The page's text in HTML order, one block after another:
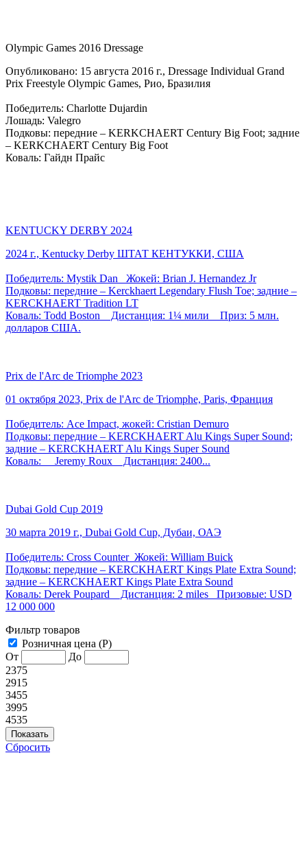
Olympic Games 2016 Dressage
Опубликовано: 15 августа 2016 г., Dressage Individual Grand
Prix Freestyle Olympic Games, Рио, Бразилия
Победитель: Charlotte Dujardin
Лошадь: Valegro
Подковы: передние – KERKCHAERT Century Big Foot; задние
– KERKCHAERT Century Big Foot
Коваль: Гайдн Прайс
KENTUCKY DERBY 2024
2024 г., Kentucky Derby ШТАТ КЕНТУККИ, США
Победитель: Mystik Dan Жокей: Brian J. Hernandez Jr
Подковы: передние – Kerckhaert Legendary Flush Toe; задние –
KERCKHAERT Tradition LT
Коваль: Todd Boston Дистанция: 1¼ мили Приз: 5 млн.
долларов США.
Prix de l'Arc de Triomphe 2023
01 октября 2023, Prix de l'Arc de Triomphe, Paris, Франция
Победитель: Ace Impact, жокей: Cristian Demuro
Подковы: передние – KERCKHAERT Alu Kings Super Sound;
задние – KERCKHAERT Alu Kings Super Sound
Коваль: Jeremy Roux Дистанция: 2400...
Dubai Gold Cup 2019
30 марта 2019 г., Dubai Gold Cup, Дубаи, ОАЭ
Победитель: Cross Counter Жокей: William Buick
Подковы: передние – KERCKHAERT Kings Plate Extra Sound;
задние – KERCKHAERT Kings Plate Extra Sound
Коваль: Derek Poupard Дистанция: 2 miles Призовые: USD
12 000 000
Фильтр товаров
Розничная цена (Р)
От
До
2375
2915
3455
3995
4535
Сбросить